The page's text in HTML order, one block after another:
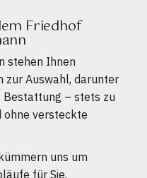
Friedhof
stehen Ihnen
zur Auswahl, darunter
Bestattung – stets zu
ohne versteckte
uns um
für Sie.